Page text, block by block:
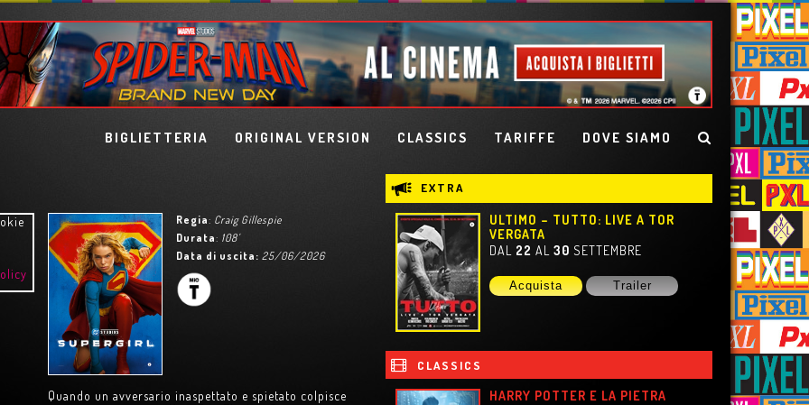
BIGLIETTERIA ORIGINAL VERSION CLASSICS TARIFFE DOVE SIAMO
Regia: Craig Gillespie
Durata: 108'
Data di uscita: 25/06/2026
Quando un avversario inaspettato e spietato colpisce
EXTRA
ULTIMO – TUTTO: LIVE A TOR
VERGATA
DAL 22 AL30 SETTEMBRE
Acquista Trailer
CLASSICS
LISBON STORY
HARRY POTTER E LA PIETRA